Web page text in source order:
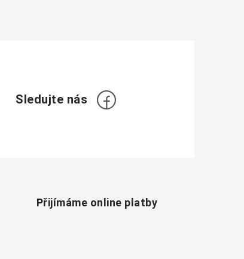
Přijímáme online platby